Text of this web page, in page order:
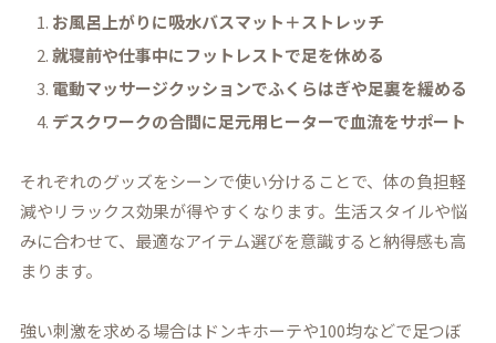
お風呂上がりに吸水バスマット＋ストレッチ
就寝前や仕事中にフットレストで足を休める
電動マッサージクッションでふくらはぎや足裏を緩める
デスクワークの合間に足元用ヒーターで血流をサポート
それぞれのグッズをシーンで使い分けることで、体の負担軽
減やリラックス効果が得やすくなります。生活スタイルや悩
みに合わせて、最適なアイテム選びを意識すると納得感も高
まります。
強い刺激を求める場合はドンキホーテや100均などで足つぼ